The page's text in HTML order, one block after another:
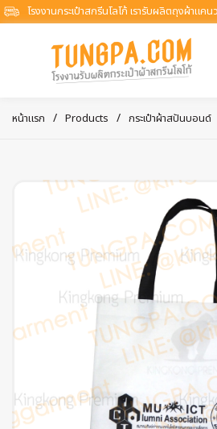
โรงงานกระเป๋าสกรีนโลโก้ เรารับผลิตถุงผ้าแค
หน้าแรก / Products / กระเป๋าผ้าสปันบอนด์